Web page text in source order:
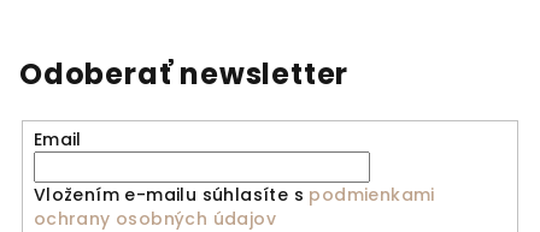
Odoberať newsletter
Email
Vložením e-mailu súhlasíte s podmienkami
ochrany osobných údajov